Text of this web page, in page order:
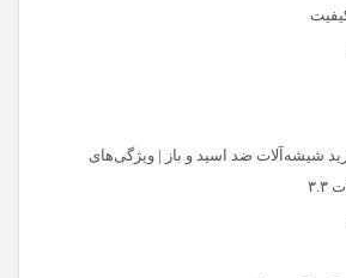
شیشه‌آلات ضد اسید و باز | ویژگی‌های